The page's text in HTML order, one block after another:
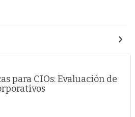
para CIOs: Evaluación de